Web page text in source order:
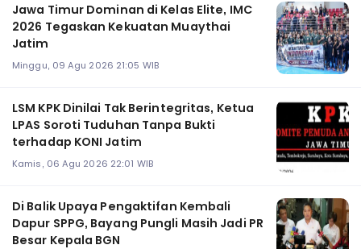
Jawa Timur Dominan di Kelas Elite, IMC
2026 Tegaskan Kekuatan Muaythai
Jatim
Minggu, 09 Agu 2026 21:05 WIB
LSM KPK Dinilai Tak Berintegritas, Ketua
LPAS Soroti Tuduhan Tanpa Bukti
terhadap KONI Jatim
Kamis, 06 Agu 2026 22:01 WIB
Di Balik Upaya Pengaktifan Kembali
Dapur SPPG, Bayang Pungli Masih Jadi PR
Besar Kepala BGN